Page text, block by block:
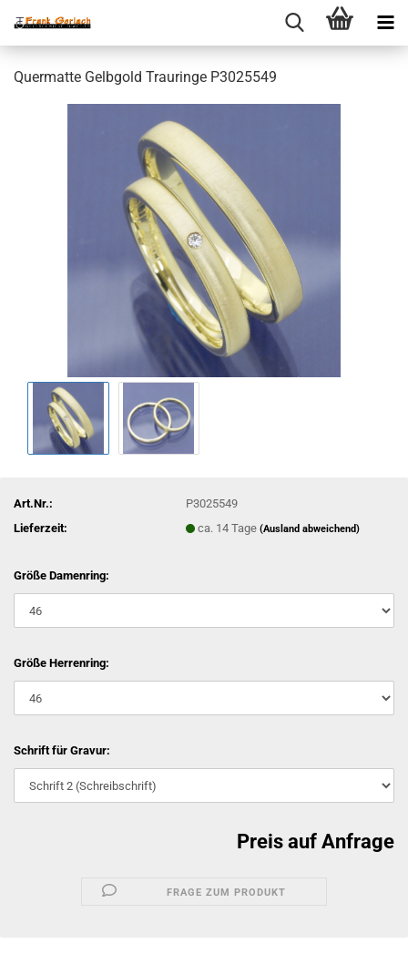
Quermatte Gelbgold Trauringe P3025549
Art.Nr.:
P3025549
Lieferzeit:
ca. 14 Tage(Ausland abweichend)
Größe Damenring:
Größe Herrenring:
Schrift für Gravur:
Preis auf Anfrage
FRAGE ZUM PRODUKT